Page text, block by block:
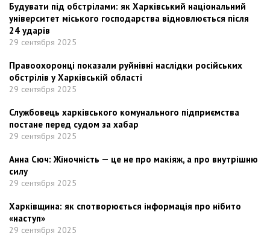
Будувати під обстрілами: як Харківський національний
університет міського господарства відновлюється після
24 ударів
29 сентября 2025
Правоохоронці показали руйнівні наслідки російських
обстрілів у Харківській області
29 сентября 2025
Службовець харківського комунального підприємства
постане перед судом за хабар
29 сентября 2025
Анна Сюч: Жіночність — це не про макіяж, а про внутрішню
силу
29 сентября 2025
Харківщина: як спотворюється інформація про нібито
«наступ»
29 сентября 2025